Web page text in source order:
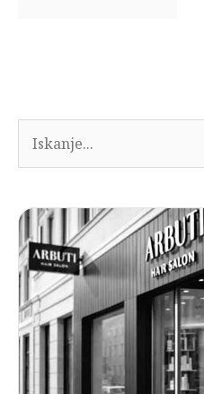
n
j
e